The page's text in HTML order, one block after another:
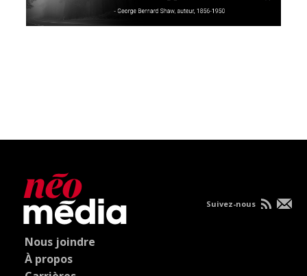
Nous joindre
À propos
Suivez-nous